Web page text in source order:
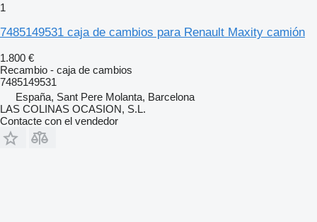
1
7485149531 caja de cambios para Renault Maxity camión
1.800 €
Recambio - caja de cambios
7485149531
España, Sant Pere Molanta, Barcelona
LAS COLINAS OCASION, S.L.
Contacte con el vendedor